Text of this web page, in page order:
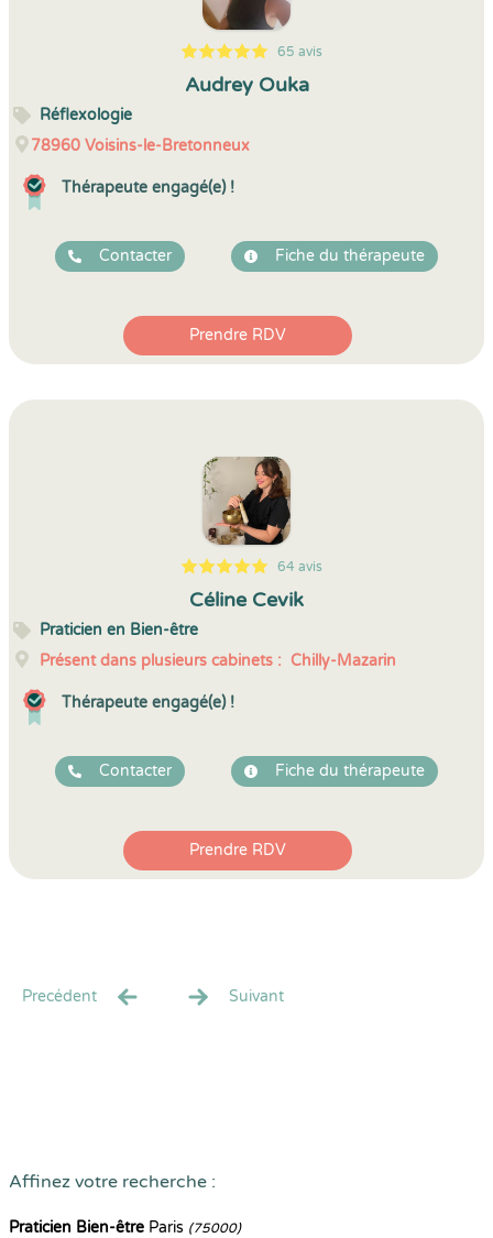
5
1
5
65 65 avis
Audrey Ouka
Réflexologie
78960 Voisins-le-Bretonneux
Thérapeute engagé(e) !
Contacter Fiche du thérapeute
Prendre RDV
5
1
5
64 64 avis
Céline Cevik
Praticien en Bien-être
Présent dans plusieurs cabinets : Chilly-Mazarin
Thérapeute engagé(e) !
Contacter Fiche du thérapeute
Prendre RDV
Precédent Suivant
Affinez votre recherche :
Praticien Bien-être Paris (75000)